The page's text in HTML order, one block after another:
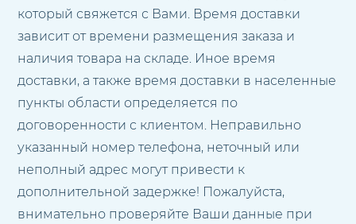
который свяжется с Вами. Время доставки
зависит от времени размещения заказа и
наличия товара на складе. Иное время
доставки, а также время доставки в населенные
пункты области определяется по
договоренности с клиентом. Неправильно
указанный номер телефона, неточный или
неполный адрес могут привести к
дополнительной задержке! Пожалуйста,
внимательно проверяйте Ваши данные при